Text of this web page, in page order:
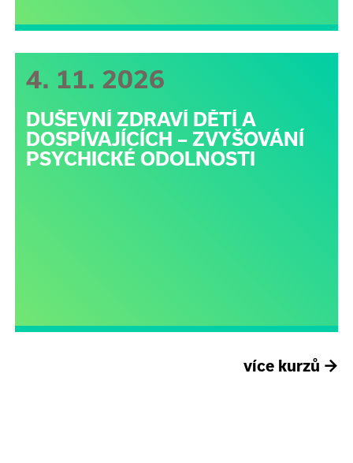
4. 11. 2026
DUŠEVNÍ ZDRAVÍ DĚTÍ A
DOSPÍVAJÍCÍCH – ZVYŠOVÁNÍ
PSYCHICKÉ ODOLNOSTI
více kurzů →